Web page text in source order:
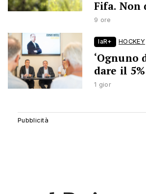
Fifa. Non
9 ore
laR+ HOCKEY
‘Ognuno
dare il
1 gior